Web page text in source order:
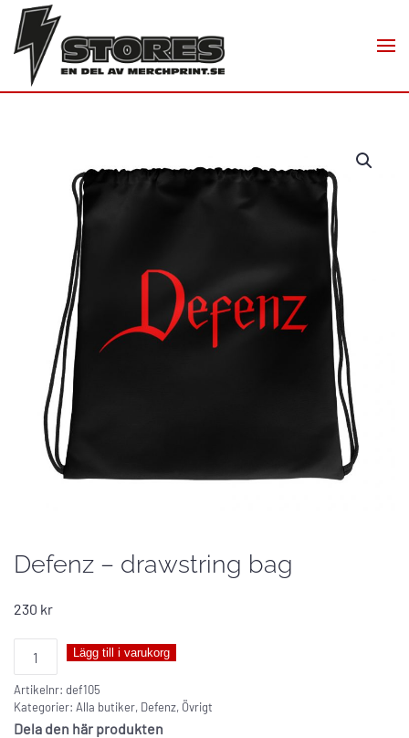
Skip to main content
Defenz – drawstring bag
230 kr
Defenz
-
drawstring
bag
Lägg till i varukorg
Artikelnr: def105
Kategorier: Alla butiker, Defenz, Övrigt
Dela den här produkten